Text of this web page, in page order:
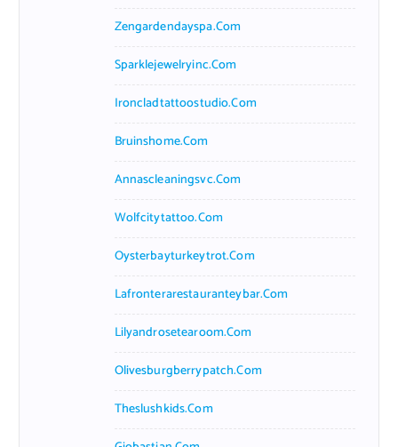
Zengardendayspa.com
Sparklejewelryinc.com
Ironcladtattoostudio.com
Bruinshome.com
Annascleaningsvc.com
Wolfcitytattoo.com
Oysterbayturkeytrot.com
Lafronterarestauranteybar.com
Lilyandrosetearoom.com
Olivesburgberrypatch.com
Theslushkids.com